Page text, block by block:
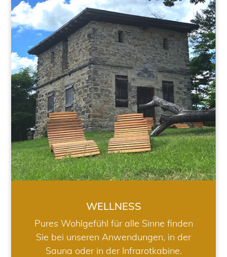
WELLNESS
WELLNESS
Pures Wohlgefühl für alle Sinne finden
Sie bei unseren Anwendungen, in der
Sauna oder in der Infrarotkabine.